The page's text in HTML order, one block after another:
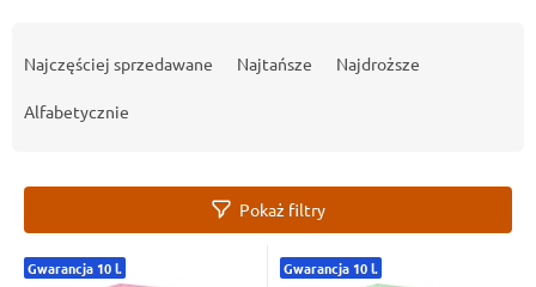
e
Najczęściej sprzedawane Najtańsze Najdroższe
Alfabetycznie
Pokaż filtry
LGwarancja 10 l. Gwarancja 10 l.